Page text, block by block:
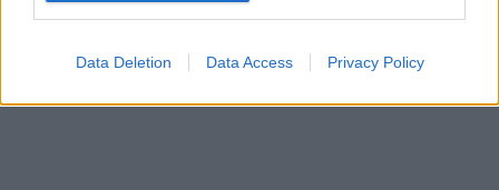
Data Deletion Data Access Privacy Policy